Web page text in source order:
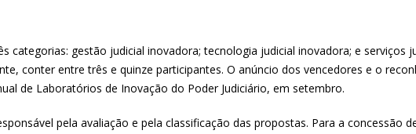
categorias: gestão judicial inovadora; tecnologia judicial inovadora; e serviços
conter entre três e quinze participantes. O anúncio dos vencedores e o
de Laboratórios de Inovação do Poder Judiciário, em setembro.
pela avaliação e pela classificação das propostas. Para a concessão